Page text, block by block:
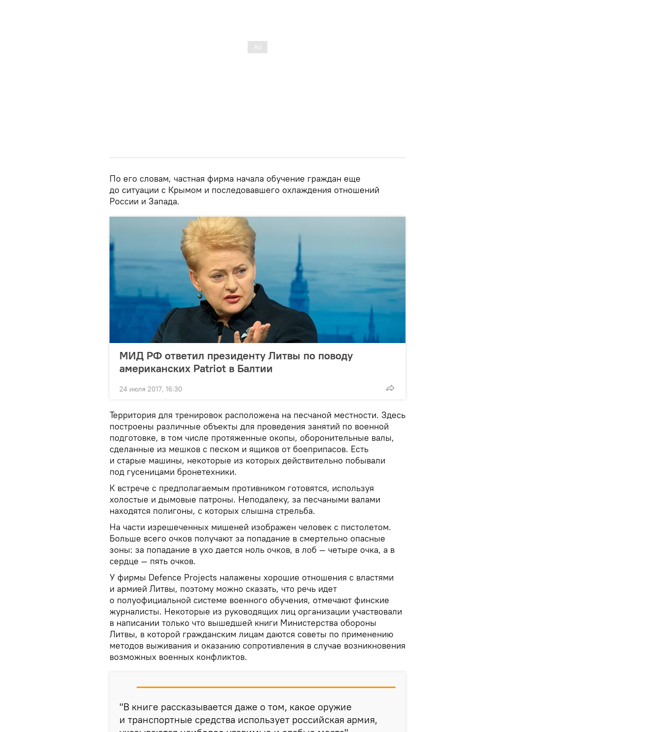
По его словам, частная фирма начала обучение граждан еще
до ситуации с Крымом и последовавшего охлаждения отношений
России и Запада.
МИД РФ ответил президенту Литвы по поводу
американских Patriot в Балтии
24 июля 2017, 16:30
Территория для тренировок расположена на песчаной местности. Здесь
построены различные объекты для проведения занятий по военной
подготовке, в том числе протяженные окопы, оборонительные валы,
сделанные из мешков с песком и ящиков от боеприпасов. Есть
и старые машины, некоторые из которых действительно побывали
под гусеницами бронетехники.
К встрече с предполагаемым противником готовятся, используя
холостые и дымовые патроны. Неподалеку, за песчаными валами
находятся полигоны, с которых слышна стрельба.
На части изрешеченных мишеней изображен человек с пистолетом.
Больше всего очков получают за попадание в смертельно опасные
зоны: за попадание в ухо дается ноль очков, в лоб — четыре очка, а в
сердце — пять очков.
У фирмы Defence Projects налажены хорошие отношения с властями
и армией Литвы, поэтому можно сказать, что речь идет
о полуофициальной системе военного обучения, отмечают финские
журналисты. Некоторые из руководящих лиц организации участвовали
в написании только что вышедшей книги Министерства обороны
Литвы, в которой гражданским лицам даются советы по применению
методов выживания и оказанию сопротивления в случае возникновения
возможных военных конфликтов.
"В книге рассказывается даже о том, какое оружие
и транспортные средства использует российская армия,